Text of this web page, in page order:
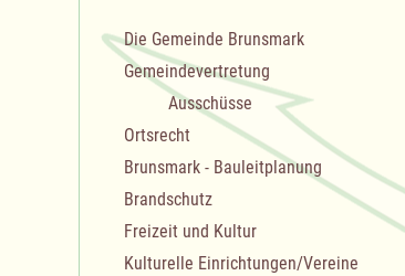
Navigation
überspringen
Die Gemeinde Brunsmark
Gemeindevertretung
Ausschüsse
Ortsrecht
Brunsmark - Bauleitplanung
Brandschutz
Freizeit und Kultur
Kulturelle Einrichtungen/Vereine